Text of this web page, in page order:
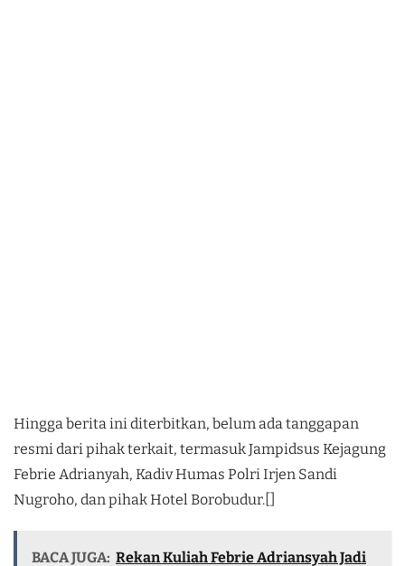
Hingga berita ini diterbitkan, belum ada tanggapan
resmi dari pihak terkait, termasuk Jampidsus Kejagung
Febrie Adrianyah, Kadiv Humas Polri Irjen Sandi
Nugroho, dan pihak Hotel Borobudur.[]
BACA JUGA: Rekan Kuliah Febrie Adriansyah Jadi